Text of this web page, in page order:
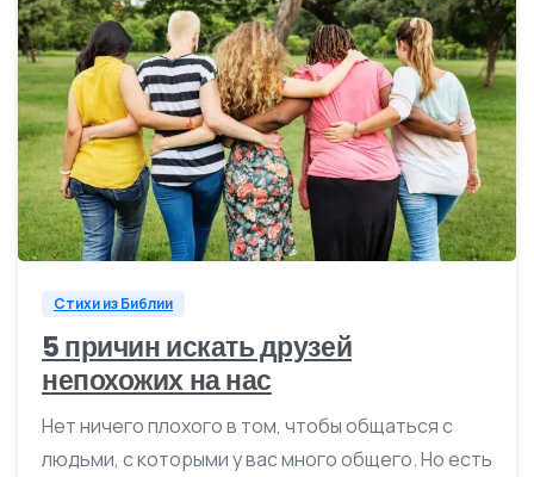
0
Стихи из Библии
5 причин искать друзей
непохожих на нас
Нет ничего плохого в том, чтобы общаться с
людьми, с которыми у вас много общего. Но есть